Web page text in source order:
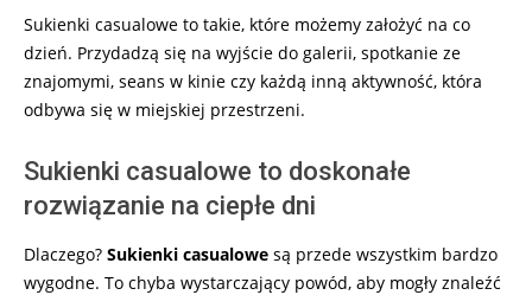
Sukienki casualowe to takie, które możemy założyć na co
dzień. Przydadzą się na wyjście do galerii, spotkanie ze
znajomymi, seans w kinie czy każdą inną aktywność, która
odbywa się w miejskiej przestrzeni.
Sukienki casualowe to doskonałe
rozwiązanie na ciepłe dni
Dlaczego? Sukienki casualowe są przede wszystkim bardzo
wygodne. To chyba wystarczający powód, aby mogły znaleźć